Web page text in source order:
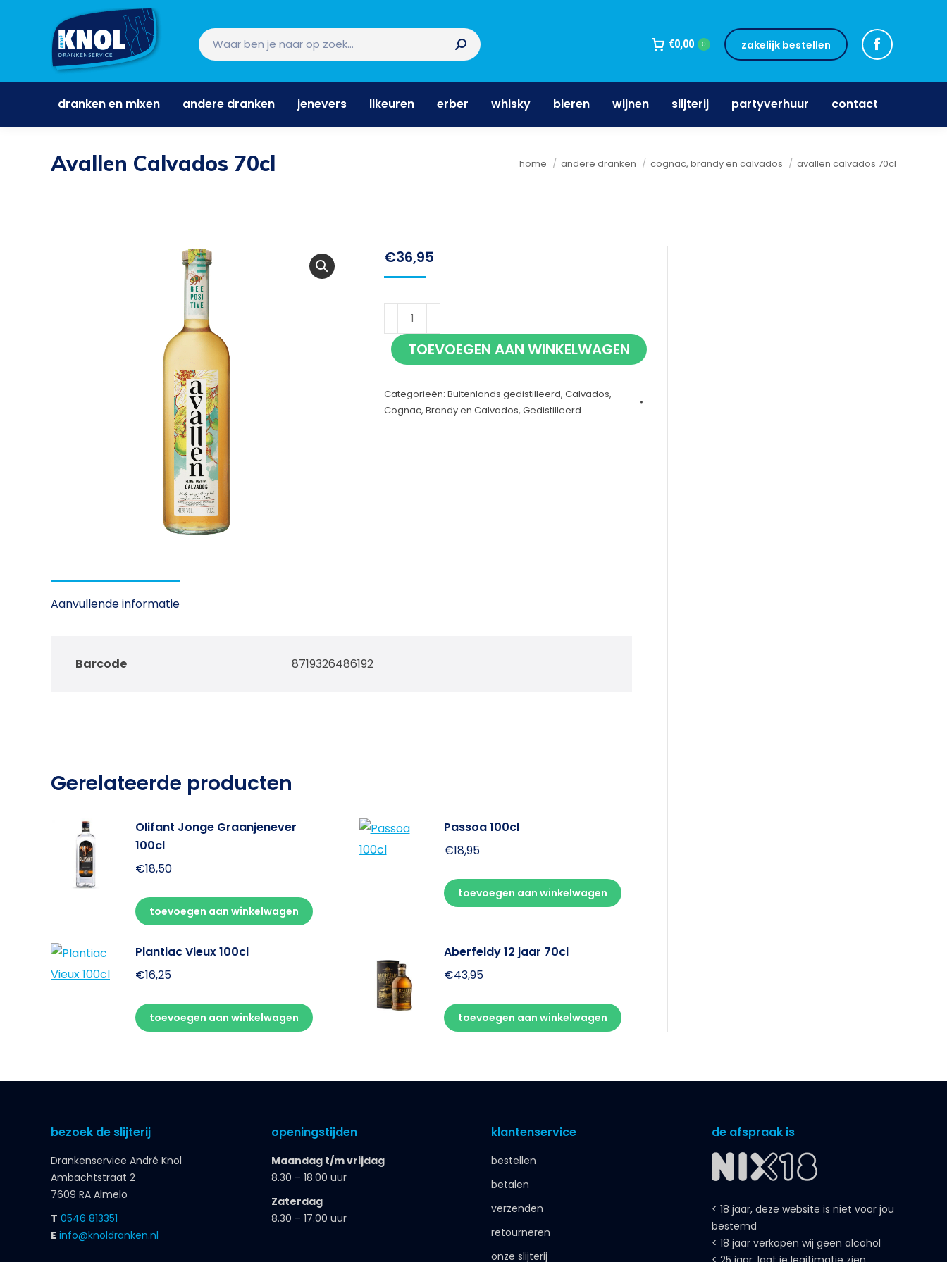
€0,00 0 zakelijk bestellen
dranken en mixen andere dranken jenevers likeuren erber whisky bieren wijnen slijterij partyverhuur contact
Avallen Calvados 70cl Je bent hier:
home andere dranken cognac, brandy en calvados avallen calvados 70cl
€36,95
Avallen
Calvados
70cl
TOEVOEGEN AAN WINKELWAGEN
Categorieën: Buitenlands gedistilleerd, Calvados,
Cognac, Brandy en Calvados, Gedistilleerd
Aanvullende informatie
Barcode 8719326486192
Gerelateerde producten
Olifant Jonge Graanjenever
100cl
€18,50
toevoegen aan winkelwagen
Passoa 100cl
€18,95
toevoegen aan winkelwagen
Plantiac Vieux 100cl
€16,25
toevoegen aan winkelwagen
Aberfeldy 12 jaar 70cl
€43,95
toevoegen aan winkelwagen
bezoek de slijterij
Drankenservice André Knol
Ambachtstraat 2
7609 RA Almelo
T 0546 813351
E info@knoldranken.nl
openingstijden
Maandag t/m vrijdag
8.30 – 18.00 uur
Zaterdag
8.30 – 17.00 uur
klantenservice
bestellen
betalen
verzenden
retourneren
onze slijterij
de afspraak is
< 18 jaar, deze website is niet voor jou
bestemd
< 18 jaar verkopen wij geen alcohol
dranken en mixen